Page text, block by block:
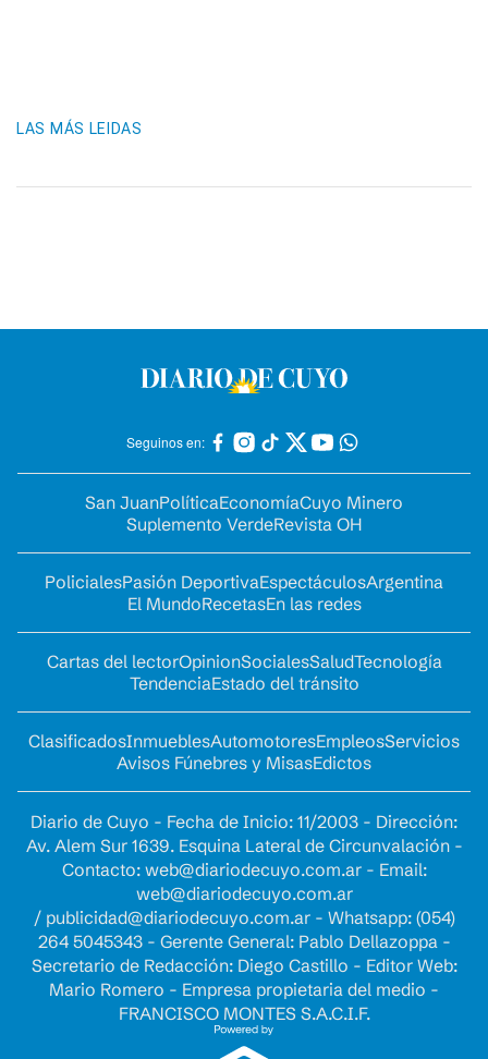
LAS MÁS LEIDAS
Seguinos en:
San JuanPolíticaEconomíaCuyo Minero
Suplemento VerdeRevista OH
PolicialesPasión DeportivaEspectáculosArgentina
El MundoRecetasEn las redes
Cartas del lectorOpinionSocialesSaludTecnología
TendenciaEstado del tránsito
ClasificadosInmueblesAutomotoresEmpleosServicios
Avisos Fúnebres y MisasEdictos
Diario de Cuyo - Fecha de Inicio: 11/2003 - Dirección:
Av. Alem Sur 1639. Esquina Lateral de Circunvalación -
Contacto: web@diariodecuyo.com.ar- Email:
web@diariodecuyo.com.ar
/ publicidad@diariodecuyo.com.ar- Whatsapp: (054)
264 5045343 - Gerente General: Pablo Dellazoppa -
Secretario de Redacción: Diego Castillo - Editor Web:
Mario Romero - Empresa propietaria del medio -
FRANCISCO MONTES S.A.C.I.F.